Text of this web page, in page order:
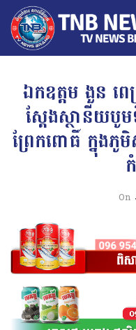
ឯកឧត្តម ងួន ព
ស្តែងស្ថានីយបូម
ព្រែកពោធិ៍ ក្នុងភូ
On